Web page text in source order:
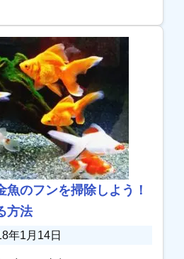
の姿は、この上なく愛ら
魚のフンを掃除しよう！
方法
年1月14日